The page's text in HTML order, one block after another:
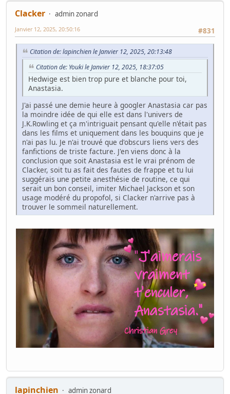
Clacker
admin zonard
#831
Janvier 12, 2025, 20:50:16
Citation de: lapinchien le Janvier 12, 2025, 20:13:48
Citation de: Youki le Janvier 12, 2025, 18:37:05
Hedwige est bien trop pure et blanche pour toi,
Anastasia.
J'ai passé une demie heure à googler Anastasia car pas
la moindre idée de qui elle est dans l'univers de
J.K.Rowling et ça m'intriguait pensant qu'elle n'était pas
dans les films et uniquement dans les bouquins que je
n'ai pas lu. Je n'ai trouvé que d'obscurs liens vers des
fanfictions de triste facture. J'en viens donc à la
conclusion que soit Anastasia est le vrai prénom de
Clacker, soit tu as fait des fautes de frappe et tu lui
suggérais une petite anesthésie de routine, ce qui
serait un bon conseil, imiter Michael Jackson et son
usage modéré du propofol, si Clacker n'arrive pas à
trouver le sommeil naturellement.
lapinchien
admin zonard